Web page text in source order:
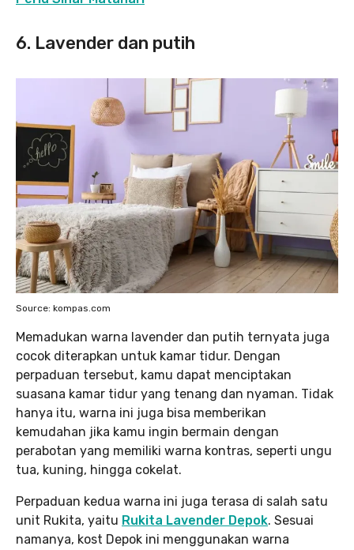
6. Lavender dan putih
Source: kompas.com
Memadukan warna lavender dan putih ternyata juga
cocok diterapkan untuk kamar tidur. Dengan
perpaduan tersebut, kamu dapat menciptakan
suasana kamar tidur yang tenang dan nyaman. Tidak
hanya itu, warna ini juga bisa memberikan
kemudahan jika kamu ingin bermain dengan
perabotan yang memiliki warna kontras, seperti ungu
tua, kuning, hingga cokelat.
Perpaduan kedua warna ini juga terasa di salah satu
unit Rukita, yaitu Rukita Lavender Depok. Sesuai
namanya, kost Depok ini menggunakan warna